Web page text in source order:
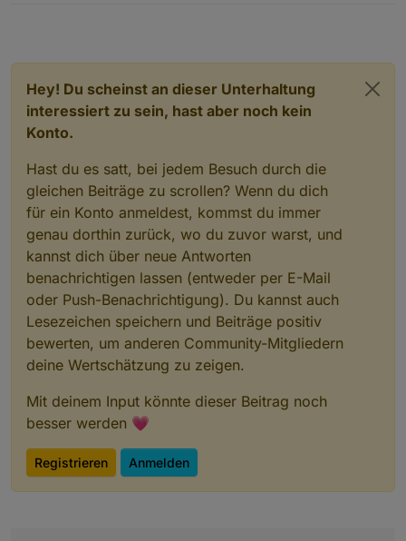
Hey! Du scheinst an dieser Unterhaltung
interessiert zu sein, hast aber noch kein
Konto.
Hast du es satt, bei jedem Besuch durch die
gleichen Beiträge zu scrollen? Wenn du dich
für ein Konto anmeldest, kommst du immer
genau dorthin zurück, wo du zuvor warst, und
kannst dich über neue Antworten
benachrichtigen lassen (entweder per E-Mail
oder Push-Benachrichtigung). Du kannst auch
Lesezeichen speichern und Beiträge positiv
bewerten, um anderen Community-Mitgliedern
deine Wertschätzung zu zeigen.
Mit deinem Input könnte dieser Beitrag noch
besser werden 💗
Registrieren Anmelden